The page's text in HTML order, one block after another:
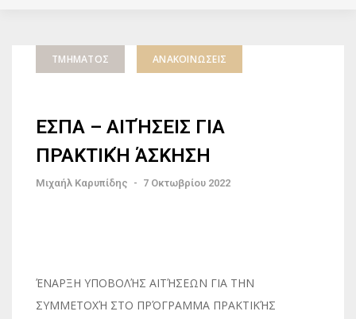
ΤΜΉΜΑΤΟΣ ΑΝΑΚΟΙΝΏΣΕΙΣ
ΕΣΠΑ – ΑΙΤΉΣΕΙΣ ΓΙΑ
ΠΡΑΚΤΙΚΉ ΆΣΚΗΣΗ
Μιχαήλ Καρυπίδης - 7 Οκτωβρίου 2022
ΈΝΑΡΞΗ ΥΠΟΒΟΛΉΣ ΑΙΤΉΣΕΩΝ ΓΙΑ ΤΗΝ
ΣΥΜΜΕΤΟΧΉ ΣΤΟ ΠΡΌΓΡΑΜΜΑ ΠΡΑΚΤΙΚΉΣ